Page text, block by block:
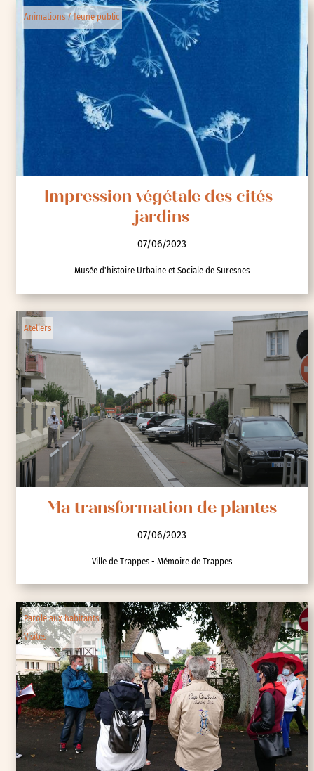
Animations / Jeune public
Impression végétale des cités-
jardins
07/06/2023
Musée d'histoire Urbaine et Sociale de Suresnes
Ateliers
Ma transformation de plantes
07/06/2023
Ville de Trappes - Mémoire de Trappes
Parole aux habitants
Visites